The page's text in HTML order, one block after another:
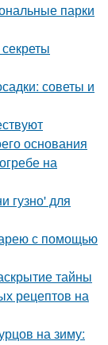
парки
советы и
основания
на
гузно' для
с помощью
тайны
рецептов на
на зиму: